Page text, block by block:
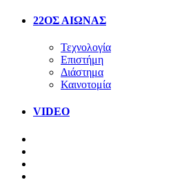
22ΟΣ ΑΙΩΝΑΣ
Τεχνολογία
Επιστήμη
Διάστημα
Καινοτομία
VIDEO